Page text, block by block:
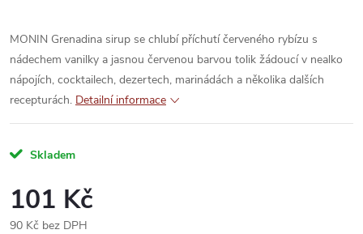
MONIN Grenadina sirup se chlubí příchutí červeného rybízu s
nádechem vanilky a jasnou červenou barvou tolik žádoucí v nealko
nápojích, cocktailech, dezertech, marinádách a několika dalších
recepturách. Detailní informace
Skladem
101 Kč
90 Kč bez DPH